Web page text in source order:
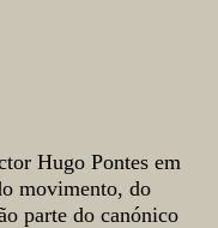
Hugo Pontes em
movimento, do
parte do canónico